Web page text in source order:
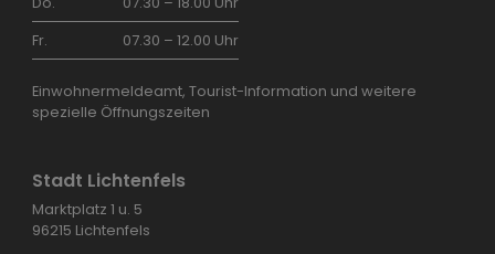
Fr.
07.30 – 12.00 Uhr
Einwohnermeldeamt, Tourist-Information und weitere
spezielle Öffnungszeiten
Stadt Lichtenfels
Marktplatz 1 u. 5
96215 Lichtenfels